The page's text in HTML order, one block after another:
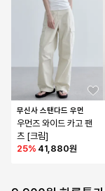
무신사 스탠다드 우먼
우먼즈 와이드 카고 팬
츠 [크림]
25% 41,880원